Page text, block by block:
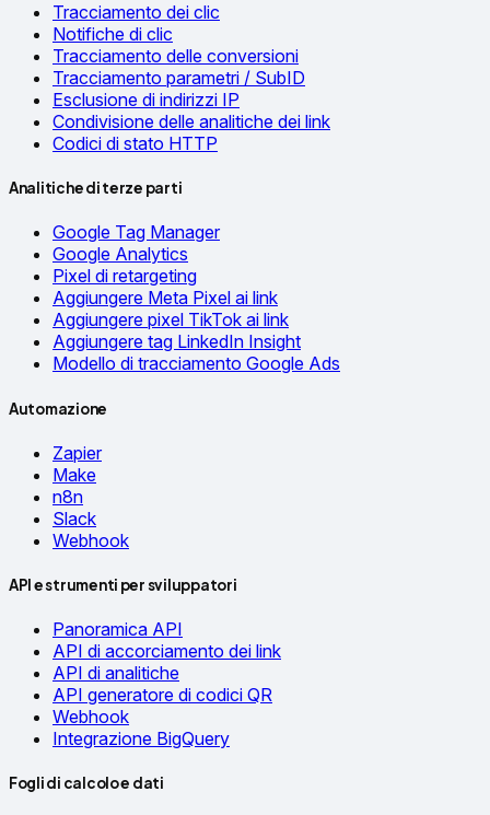
Tracciamento dei clic
Notifiche di clic
Tracciamento delle conversioni
Tracciamento parametri / SubID
Esclusione di indirizzi IP
Condivisione delle analitiche dei link
Codici di stato HTTP
Analitiche di terze parti
Google Tag Manager
Google Analytics
Pixel di retargeting
Aggiungere Meta Pixel ai link
Aggiungere pixel TikTok ai link
Aggiungere tag LinkedIn Insight
Modello di tracciamento Google Ads
Automazione
Zapier
Make
n8n
Slack
Webhook
API e strumenti per sviluppatori
Panoramica API
API di accorciamento dei link
API di analitiche
API generatore di codici QR
Webhook
Integrazione BigQuery
Fogli di calcolo e dati